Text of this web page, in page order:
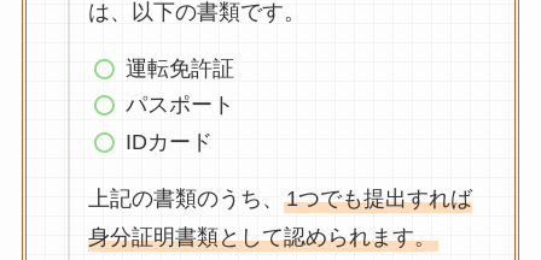
は、以下の書類です。
運転免許証
パスポート
IDカード
上記の書類のうち、 1つでも提出すれば
身分証明書類として認められます。